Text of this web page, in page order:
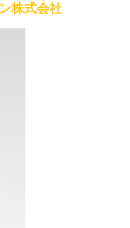
株式会社